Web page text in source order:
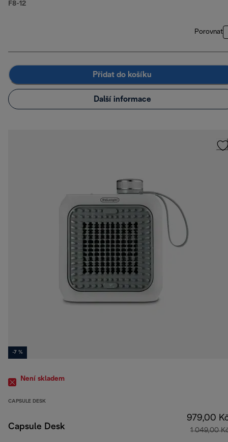
F8-12
Porovnat
Přidat do košíku
Další informace
-7 %
Není skladem
CAPSULE DESK
Capsule Desk
979,00
1 049,00